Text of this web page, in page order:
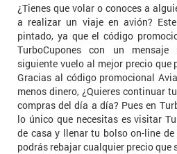
¿Tienes que volar o conoces a
a realizar un viaje en avión?
pintado, ya que el código
TurboCupones con un
siguiente vuelo al mejor precio que
Gracias al código promocional
menos dinero, ¿Quieres continuar
compras del día a día? Pues en
lo único que necesitas es visitar
de casa y llenar tu bolso on-line
podrás rebajar cualquier precio que